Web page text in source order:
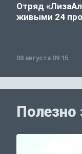
Отряд
живыми 24
08 августа 09:15
Полезно